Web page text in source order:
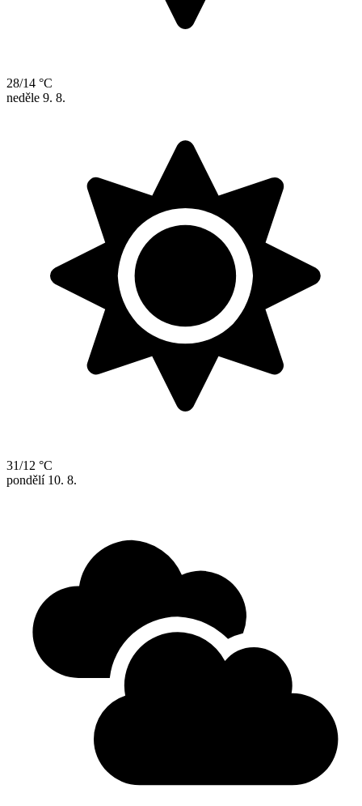
28/14 °C
neděle 9. 8.
31/12 °C
pondělí 10. 8.